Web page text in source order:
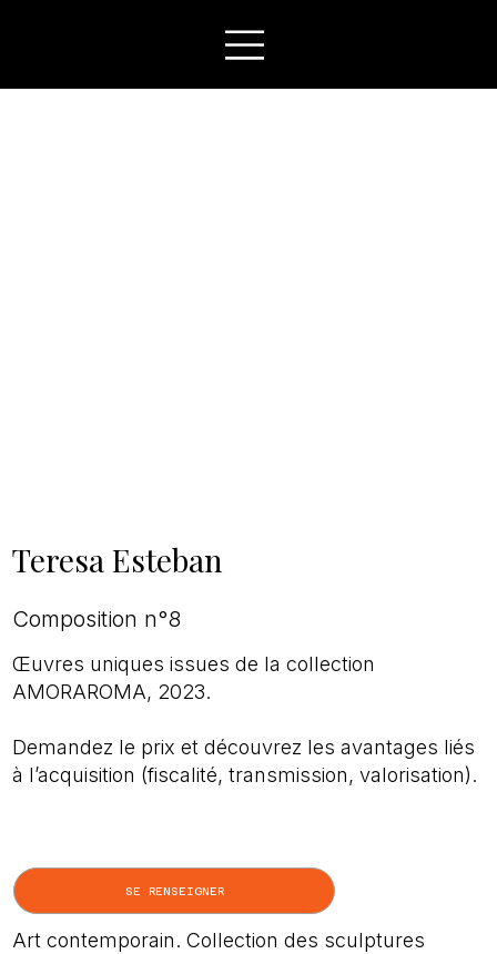
Teresa Esteban
Composition n°8
Œuvres uniques issues de la collection
AMORAROMA, 2023.
Demandez le prix et découvrez les avantages liés
à l’acquisition (fiscalité, transmission, valorisation).
SE RENSEIGNER
Art contemporain. Collection des sculptures